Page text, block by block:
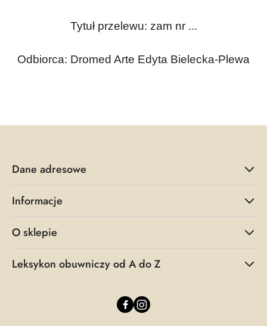
Tytuł przelewu: zam nr ...
Odbiorca: Dromed Arte Edyta Bielecka-Plewa
Dane adresowe
Informacje
O sklepie
Leksykon obuwniczy od A do Z